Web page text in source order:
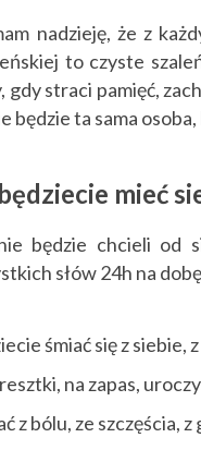
nadzieję, że z
to czyste
gdy straci pamięć,
będzie ta sama
mieć
będzie chcieli od
słów 24h na
śmiać się z siebie,
na zapas,
z bólu, ze szczęścia, z